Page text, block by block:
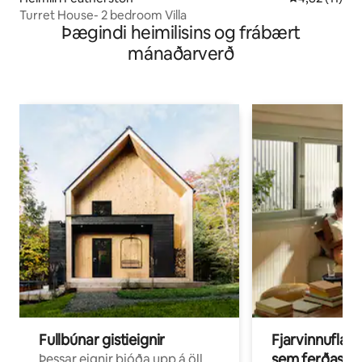
Turret House- 2 bedroom Villa
Þægindi heimilisins og frábært
mánaðarverð
Fullbúnar gistieignir